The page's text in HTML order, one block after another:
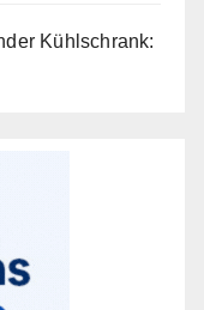
Kühlschrank: